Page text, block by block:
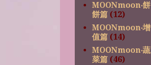
MOONmoon‧餅
餅篇 (12)
MOONmoon‧增
值篇 (14)
MOONmoon‧蔬
菜篇 (46)